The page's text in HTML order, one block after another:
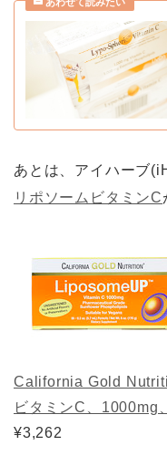
あとは、アイハーブ
リポソームビタミンC
California Gold
ビタミンC、1000mg
¥3,262